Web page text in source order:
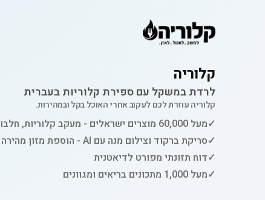
קלוריה
לרדת במשקל עם ספירת קלוריות בעברית
קלוריה עוזרת לכם לעקוב אחרי האוכל בקל ובמהירות.
✓מעל 60,000 מוצרים ישראלים - מעקב קלוריות, חלבון, פחמימות ושומן
✓סריקת ברקוד וצילום מנה עם AI - הוספת מזון מהירה למעקב
✓דוח תזונתי מפורט לדיאטנית
✓מעל 1,000 מתכונים בריאים ומגוונים